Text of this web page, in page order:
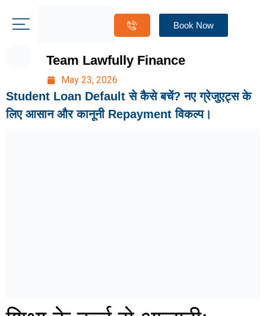
Book Now
Team Lawfully Finance
May 23, 2026
Student Loan Default से कैसे बचें? नए ग्रेजुएट्स के
लिए आसान और कानूनी Repayment विकल्प।